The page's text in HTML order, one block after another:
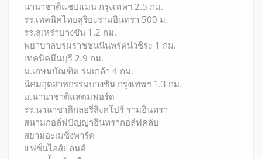
นานาชาติแชปแมน กรุงเทพฯ 2.5 กม.
รร.เทคนิคไทยสุริยะรามอินทรา 500 ม.
รร.สุเหร่าบางชัน 1.2 กม.
พยาบาลบรมราชชนนีนพรัตน์วชิระ 1 กม.
เทคนิคมีนบุรี 2.9 กม.
ม.เกษมบัณฑิต ร่มเกล้า 4 กม.
นิคมอุตสาหกรรมบางชัน กรุงเทพฯ 1.3 กม.
ม.นานาชาติแสตมฟอร์ด
รร.นานาชาติกลอรี่สิงคโปร์ รามอินทรา
สนามกอล์ฟปัญญาอินทรากอล์ฟคลับ
สยามอะเมซิ่งพาร์ค
แฟชั่นไอส์แลนด์